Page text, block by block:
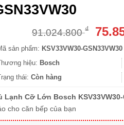
91.024.800₫
Giá
là:
sản phẩm: KSV33VW30-GSN33VW30
hiệu: Bosch
thái: Còn hàng
Lạnh Cỡ Lớn Bosch KSV33VW30-
cho căn bếp của bạn